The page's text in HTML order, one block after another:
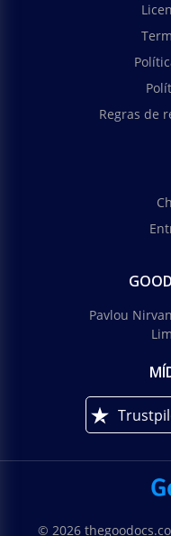
Regras de
Pavlou
© 2026